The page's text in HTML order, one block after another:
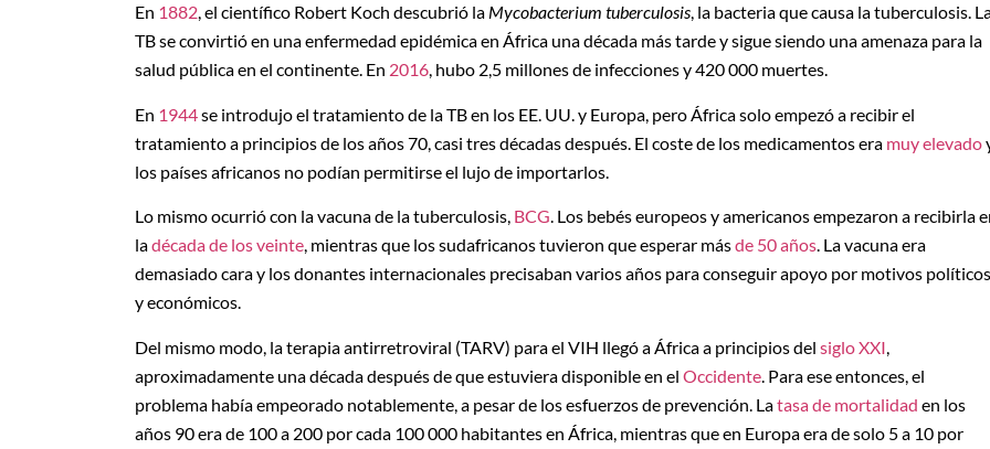
En 1882, el científico Robert Koch descubrió la Mycobacterium tuberculosis, la bacteria que causa la tuberculosis.
TB se convirtió en una enfermedad epidémica en África una década más tarde y sigue siendo una amenaza para la
salud pública en el continente. En 2016, hubo 2,5 millones de infecciones y 420 000 muertes.
En 1944se introdujo el tratamiento de la TB en los EE. UU. y Europa, pero África solo empezó a recibir el
tratamiento a principios de los años 70, casi tres décadas después. El coste de los medicamentos era muy elevado
los países africanos no podían permitirse el lujo de importarlos.
Lo mismo ocurrió con la vacuna de la tuberculosis, BCG. Los bebés europeos y americanos empezaron a recibirla
ladécada de los veinte, mientras que los sudafricanos tuvieron que esperar másde 50 años. La vacuna era
demasiado cara y los donantes internacionales precisaban varios años para conseguir apoyo por motivos políticos
y económicos.
Del mismo modo, la terapia antirretroviral (TARV) para el VIH llegó a África a principios del siglo XXI
aproximadamente una década después de que estuviera disponible en el Occidente . Para ese entonces, el
problema había empeorado notablemente, a pesar de los esfuerzos de prevención. Latasa de mortalidad en los
años 90 era de 100 a 200 por cada 100 000 habitantes en África, mientras que en Europa era de solo 5 a 10 por